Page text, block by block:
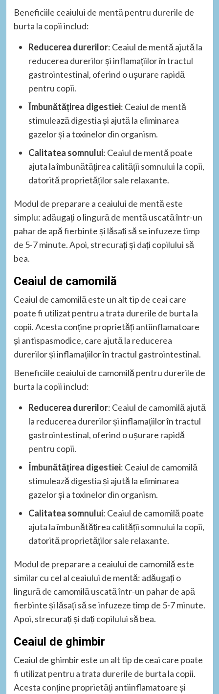
Beneficiile ceaiului de mentă pentru durerile de
burta la copii includ:
Reducerea durerilor: Ceaiul de mentă ajută la
reducerea durerilor și inflamațiilor în tractul
gastrointestinal, oferind o ușurare rapidă
pentru copii.
Îmbunătățirea digestiei: Ceaiul de mentă
stimulează digestia și ajută la eliminarea
gazelor și a toxinelor din organism.
Calitatea somnului: Ceaiul de mentă poate
ajuta la îmbunătățirea calității somnului la copii,
datorită proprietăților sale relaxante.
Modul de preparare a ceaiului de mentă este
simplu: adăugați o lingură de mentă uscată într-un
pahar de apă fierbinte și lăsați să se infuzeze timp
de 5-7 minute. Apoi, strecurați și dați copilului să
bea.
Ceaiul de camomilă
Ceaiul de camomilă este un alt tip de ceai care
poate fi utilizat pentru a trata durerile de burta la
copii. Acesta conține proprietăți antiinflamatoare
și antispasmodice, care ajută la reducerea
durerilor și inflamațiilor în tractul gastrointestinal.
Beneficiile ceaiului de camomilă pentru durerile de
burta la copii includ:
Reducerea durerilor: Ceaiul de camomilă ajută
la reducerea durerilor și inflamațiilor în tractul
gastrointestinal, oferind o ușurare rapidă
pentru copii.
Îmbunătățirea digestiei: Ceaiul de camomilă
stimulează digestia și ajută la eliminarea
gazelor și a toxinelor din organism.
Calitatea somnului: Ceaiul de camomilă poate
ajuta la îmbunătățirea calității somnului la copii,
datorită proprietăților sale relaxante.
Modul de preparare a ceaiului de camomilă este
similar cu cel al ceaiului de mentă: adăugați o
lingură de camomilă uscată într-un pahar de apă
fierbinte și lăsați să se infuzeze timp de 5-7 minute.
Apoi, strecurați și dați copilului să bea.
Ceaiul de ghimbir
Ceaiul de ghimbir este un alt tip de ceai care poate
fi utilizat pentru a trata durerile de burta la copii.
Acesta conține proprietăți antiinflamatoare și